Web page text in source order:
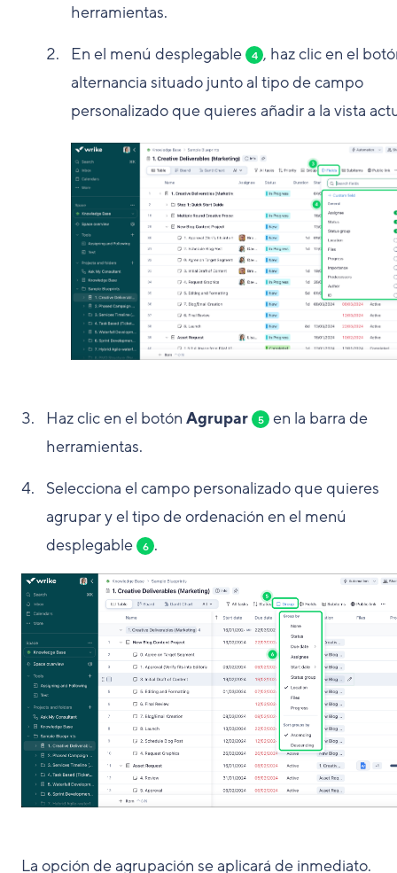
herramientas.
En el menú desplegable
4 , haz clic en el
alternancia situado junto al tipo de campo
personalizado que quieres añadir a la vista
Haz clic en el botón Agrupar 5
en la barra de
herramientas.
Selecciona el campo personalizado que quieres
agrupar y el tipo de ordenación en el menú
desplegable
6 .
La opción de agrupación se aplicará de inmediato.